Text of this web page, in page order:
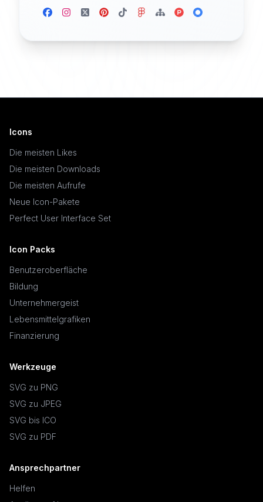
Icons
Die meisten Likes
Die meisten Downloads
Die meisten Aufrufe
Neue Icon-Pakete
Perfect User Interface Set
Icon Packs
Benutzeroberfläche
Bildung
Unternehmergeist
Lebensmittelgrafiken
Finanzierung
Werkzeuge
SVG zu PNG
SVG zu JPEG
SVG bis ICO
SVG zu PDF
Ansprechpartner
Helfen